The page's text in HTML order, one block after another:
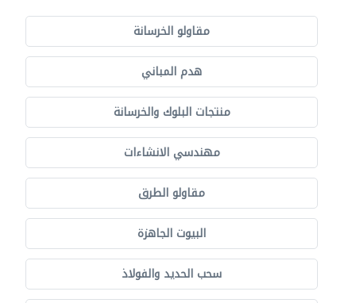
مقاولو الخرسانة
هدم المباني
منتجات البلوك والخرسانة
مهندسي الانشاءات
مقاولو الطرق
البيوت الجاهزة
سحب الحديد والفولاذ